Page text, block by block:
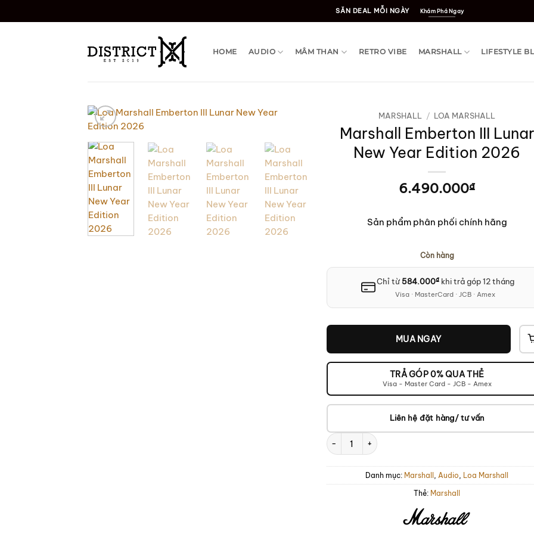
qua
SĂN DEAL MỖI NGÀY Khám Phá Ngay
HOME AUDIO MÂM THAN RETRO VIBE MARSHALL LIFESTYLE
MARSHALL / LOA MARSHALL
Marshall Emberton III Lunar
New Year Edition 2026
6.490.000₫
Sản phẩm phân phối chính hãng
Còn hàng
Chỉ từ584.000₫khi trả góp 12 tháng
Visa · MasterCard · JCB · Amex
MUA NGAY
TRẢ GÓP 0% QUA THẺ
Visa - Master Card - JCB - Amex
Liên hệ đặt hàng/ tư vấn
Marshall Emberton III Lunar New Year Edition 2026 số
Danh mục: Marshall ,Audio, Loa Marshall
Thẻ: Marshall